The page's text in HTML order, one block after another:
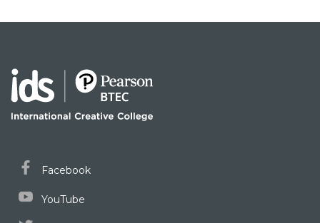
Facebook
YouTube